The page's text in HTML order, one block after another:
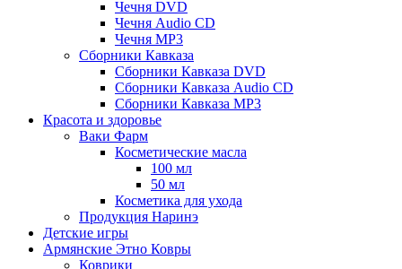
Чечня DVD
Чечня Audio CD
Чечня MP3
Сборники Кавказа
Сборники Кавказа DVD
Сборники Кавказа Audio CD
Сборники Кавказа MP3
Красота и здоровье
Ваки Фарм
Косметические масла
100 мл
50 мл
Косметика для ухода
Продукция Наринэ
Детские игры
Армянские Этно Ковры
Коврики